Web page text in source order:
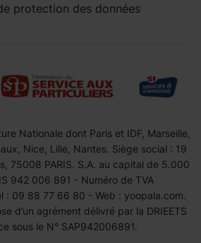
protection des données
Nationale dont Paris et IDF, Marseille,
Nice, Lille, Nantes. Siège social : 19
75008 PARIS. S.A. au capital de 5.000
942 006 891 - Numéro de TVA
: 09 88 77 66 80 - Web : yoopala.com.
d’un agrément délivré par la DRIEETS
sous le N° SAP942006891.